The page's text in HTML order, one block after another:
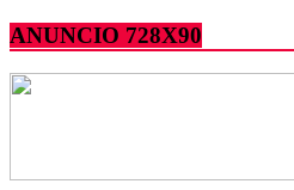
ANUNCIO 728X90